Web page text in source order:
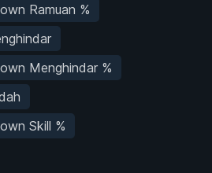
Ramuan %
Menghindar %
Skill %